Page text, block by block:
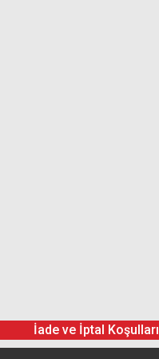
İade ve İptal Koşulları